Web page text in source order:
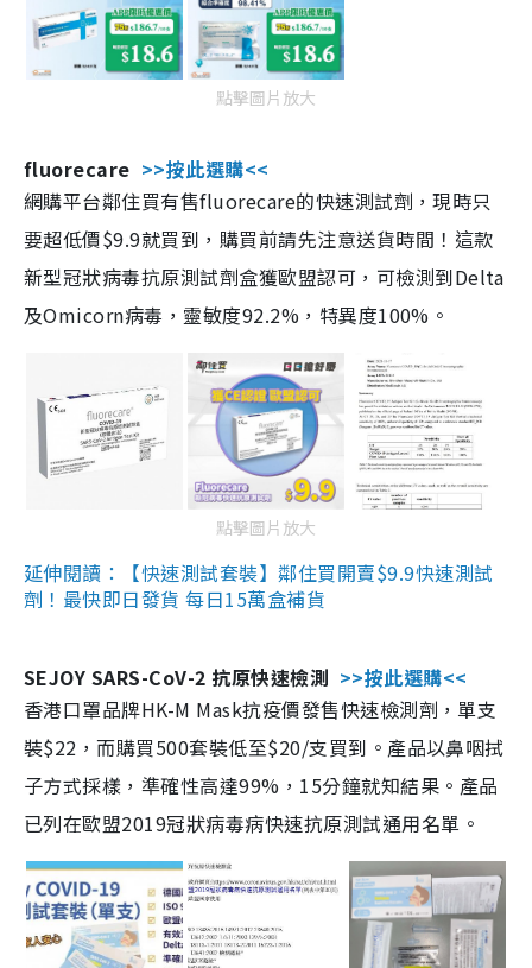
點擊圖片放大
fluorecare >>按此選購<<
網購平台鄰住買有售fluorecare的快速測試劑，現時只
要超低價$9.9就買到，購買前請先注意送貨時間！這款
新型冠狀病毒抗原測試劑盒獲歐盟認可，可檢測到Delta
及Omicorn病毒，靈敏度92.2%，特異度100%。
點擊圖片放大
延伸閱讀：【快速測試套裝】鄰住買開賣$9.9快速測試
劑！最快即日發貨 每日15萬盒補貨
SEJOY SARS-CoV-2 抗原快速檢測 >>按此選購<<
香港口罩品牌HK-M Mask抗疫價發售快速檢測劑，單支
裝$22，而購買500套裝低至$20/支買到。產品以鼻咽拭
子方式採樣，準確性高達99%，15分鐘就知結果。產品
已列在歐盟2019冠狀病毒病快速抗原測試通用名單。